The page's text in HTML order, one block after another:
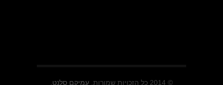
© 2014 כל הזכויות שמורות. עמיקם סלנט.